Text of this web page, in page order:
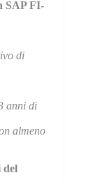
SAP FI-
di
anni di
almeno
del